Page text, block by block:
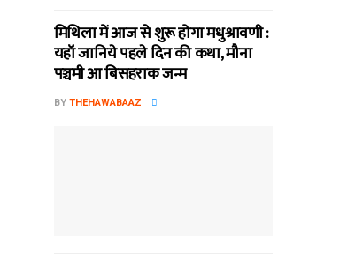
मिथि‍ला में आज से शुरू होगा मधुश्रावणी :
यहॉं जानिये पहले दिन की कथा, मौना
पञ्चमी आ बिसहराक जन्म
BY THEHAWABAAZ